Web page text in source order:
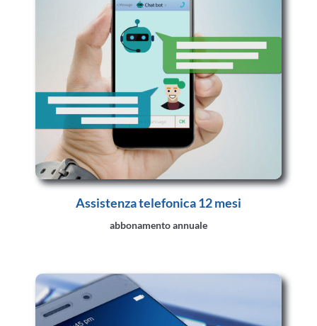
Assistenza telefonica 12 mesi
abbonamento annuale